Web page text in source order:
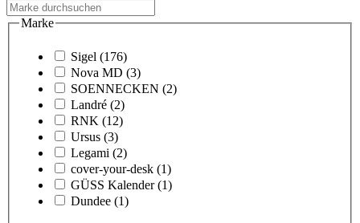
Marke
Sigel (176)
Nova MD (3)
SOENNECKEN (2)
Landré (2)
RNK (12)
Ursus (3)
Legami (2)
cover-your-desk (1)
GÜSS Kalender (1)
Dundee (1)